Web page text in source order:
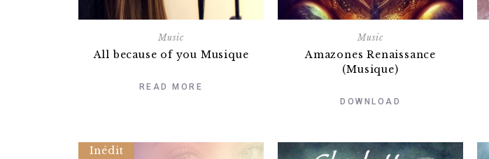
Music
All because of you Musique
READ MORE
Music
Amazones Renaissance
(Musique)
DOWNLOAD
Inédit